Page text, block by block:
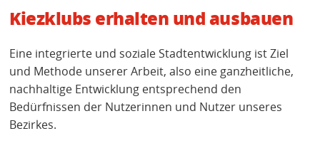
TERMINE
KONTAKT
Kiezklubs erhalten und ausbauen
Eine integrierte und soziale Stadtentwicklung ist Ziel
und Methode unserer Arbeit, also eine ganzheitliche,
nachhaltige Entwicklung entsprechend den
Bedürfnissen der Nutzerinnen und Nutzer unseres
Bezirkes.